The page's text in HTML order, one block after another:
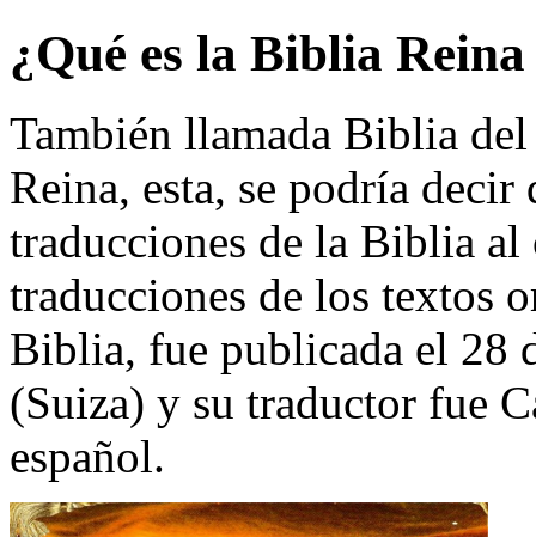
¿Qué es la Biblia
También llamada Biblia
Reina, esta, se podría decir
traducciones de la Biblia al
traducciones de los textos
Biblia, fue publicada el 28
(Suiza) y su traductor fue
español.